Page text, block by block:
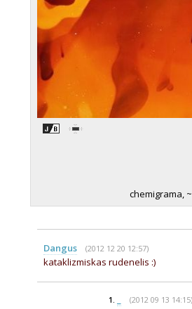
chemigrama,
Dangus (2012 12 20 12:57)
kataklizmiskas rudenelis :)
1. (2012 09 13 14:15)